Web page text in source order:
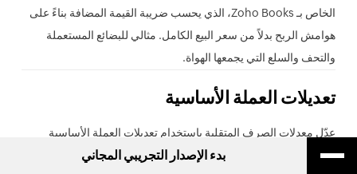
بدء الإصدار التجريبي المجاني
الخاص بـ Zoho Books، الذي يحسب ضريبة القيمة المضافة بناءً على
هوامش الربح بدلاً من سعر البيع الكامل. مثالي للبضائع المستعملة
والتحف والسلع التي يجمعها الهواة.
تعديلات العملة الأساسية
عدّل معدلات الصرف المتقلبة باستخدام تعديلات العملة الأساسية
لمعرفة الربح أو الخسارة المتكبدة في المعاملات التي تنطوي على